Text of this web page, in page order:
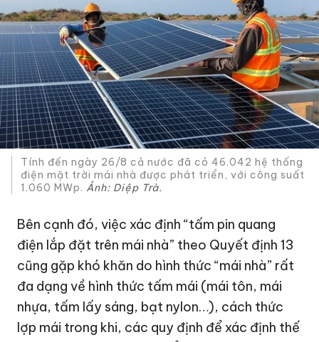
Tính đến ngày 26/8 cả nước đã có 46.042 hệ thống
điện mặt trời mái nhà được phát triển, với công suất
1.060 MWp. Ảnh: Diệp Trà.
Bên cạnh đó, việc xác định “tấm pin quang
điện lắp đặt trên mái nhà” theo Quyết định 13
cũng gặp khó khăn do hình thức “mái nhà” rất
đa dạng về hình thức tấm mái (mái tôn, mái
nhựa, tấm lấy sáng, bạt nylon…), cách thức
lợp mái trong khi, các quy định để xác định thế